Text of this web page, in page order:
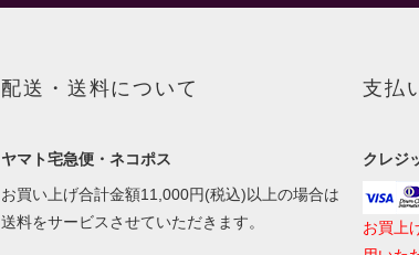
配送・送料について
ヤマト宅急便・ネコポス
お買い上げ合計金額11,000円(税込)以上の場合は
送料をサービスさせていただきます。
支払
クレジ
お買上